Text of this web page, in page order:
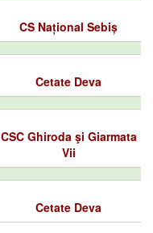
CS Național Sebiș
Cetate Deva
CSC Ghiroda şi Giarmata
Vii
Cetate Deva